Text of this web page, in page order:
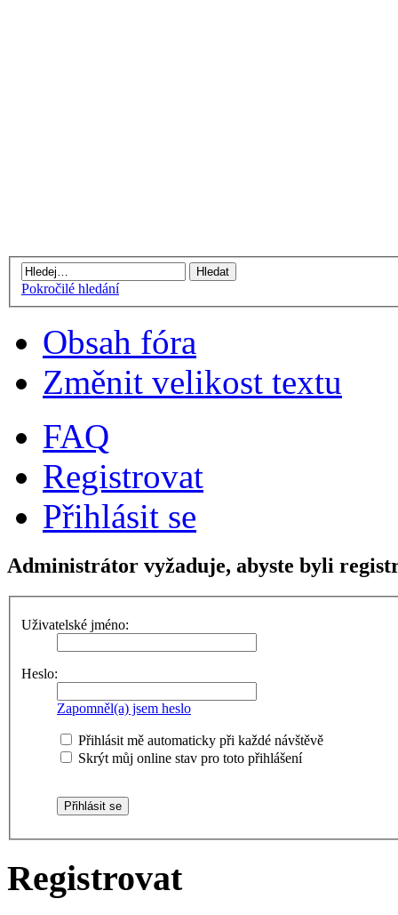
Pokročilé hledání
Obsah fóra
Změnit velikost textu
FAQ
Registrovat
Přihlásit se
Administrátor vyžaduje, abyste byli
Uživatelské jméno:
Heslo:
Zapomněl(a) jsem heslo
Přihlásit mě automaticky při každé návštěvě
Skrýt můj online stav pro toto přihlášení
Registrovat